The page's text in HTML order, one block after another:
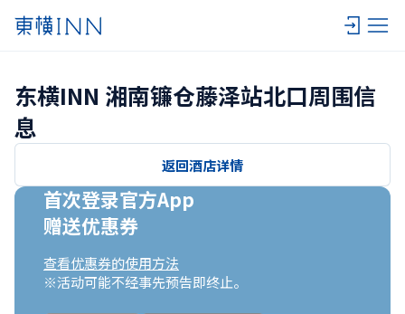
东横INN 湘南镰仓藤泽站北口周围信
息
返回酒店详情
首次登录官方App
赠送优惠券
查看优惠券的使用方法
※活动可能不经事先预告即终止。